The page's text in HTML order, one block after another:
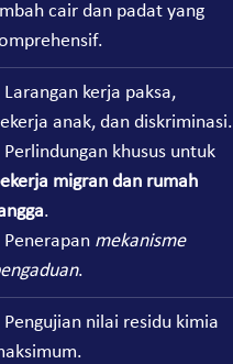
cair dan padat yang
Larangan kerja paksa,
anak, dan diskriminasi.
Perlindungan khusus untuk
migran dan rumah
.
Penerapan mekanisme
.
Pengujian nilai residu kimia